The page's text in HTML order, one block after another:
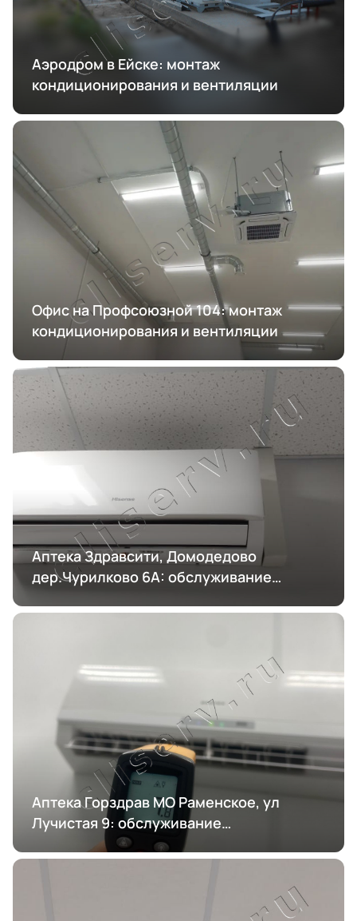
Аэродром в Ейске: монтаж
кондиционирования и вентиляции
Офис на Профсоюзной 104: монтаж
кондиционирования и вентиляции
Аптека Здравсити, Домодедово
дер.Чурилково 6А: обслуживание
Аптека Горздрав МО Раменское, ул
Лучистая 9: обслуживание
кондиционирования